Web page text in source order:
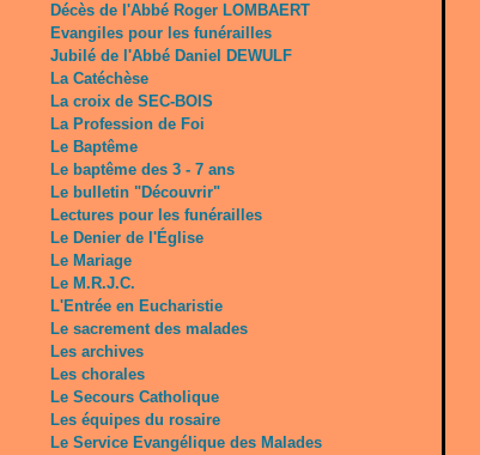
Décès de l'Abbé Roger LOMBAERT
Evangiles pour les funérailles
Jubilé de l'Abbé Daniel DEWULF
La Catéchèse
La croix de SEC-BOIS
La Profession de Foi
Le Baptême
Le baptême des 3 - 7 ans
Le bulletin "Découvrir"
Lectures pour les funérailles
Le Denier de l'Église
Le Mariage
Le M.R.J.C.
L'Entrée en Eucharistie
Le sacrement des malades
Les archives
Les chorales
Le Secours Catholique
Les équipes du rosaire
Le Service Evangélique des Malades